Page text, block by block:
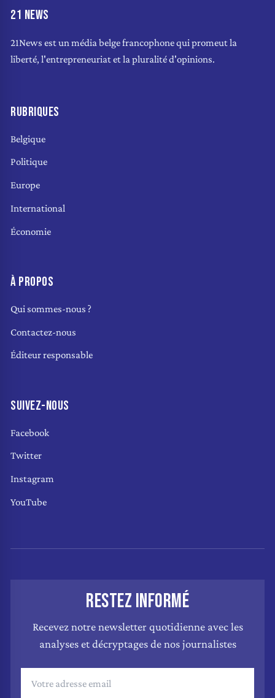
21 NEWS
21News est un média belge francophone qui promeut la
liberté, l'entrepreneuriat et la pluralité d'opinions.
RUBRIQUES
Belgique
Politique
Europe
International
Économie
À PROPOS
Qui sommes-nous ?
Contactez-nous
Éditeur responsable
SUIVEZ-NOUS
Facebook
Twitter
Instagram
YouTube
RESTEZ INFORMÉ
Recevez notre newsletter quotidienne avec les
analyses et décryptages de nos journalistes